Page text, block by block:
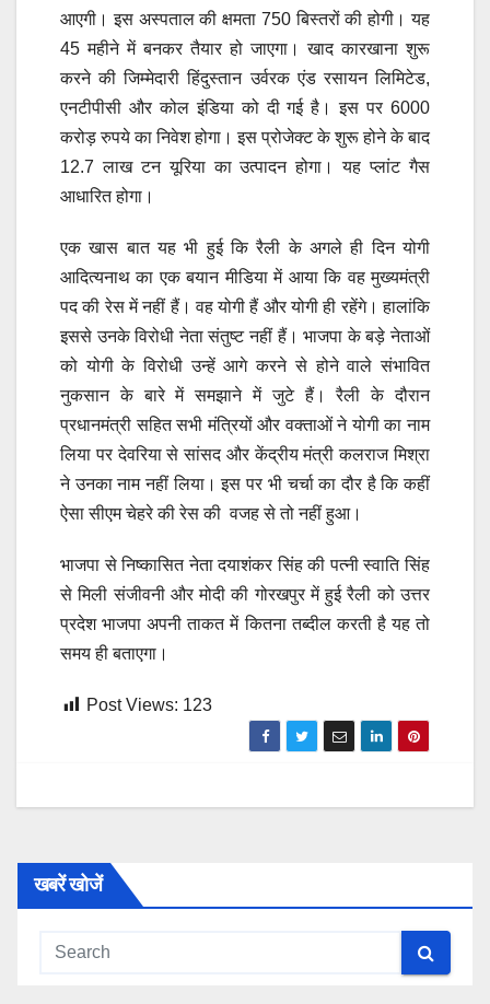
आएगी। इस अस्पताल की क्षमता 750 बिस्तरों की होगी। यह
45 महीने में बनकर तैयार हो जाएगा। खाद कारखाना शुरू
करने की जिम्मेदारी हिंदुस्तान उर्वरक एंड रसायन लिमिटेड,
एनटीपीसी और कोल इंडिया को दी गई है। इस पर 6000
करोड़ रुपये का निवेश होगा। इस प्रोजेक्ट के शुरू होने के बाद
12.7 लाख टन यूरिया का उत्पादन होगा। यह प्लांट गैस
आधारित होगा।
एक खास बात यह भी हुई कि रैली के अगले ही दिन योगी
आदित्यनाथ का एक बयान मीडिया में आया कि वह मुख्यमंत्री
पद की रेस में नहीं हैं। वह योगी हैं और योगी ही रहेंगे। हालांकि
इससे उनके विरोधी नेता संतुष्ट नहीं हैं। भाजपा के बड़े नेताओं
को योगी के विरोधी उन्हें आगे करने से होने वाले संभावित
नुकसान के बारे में समझाने में जुटे हैं। रैली के दौरान
प्रधानमंत्री सहित सभी मंत्रियों और वक्ताओं ने योगी का नाम
लिया पर देवरिया से सांसद और केंद्रीय मंत्री कलराज मिश्रा
ने उनका नाम नहीं लिया। इस पर भी चर्चा का दौर है कि कहीं
ऐसा सीएम चेहरे की रेस की वजह से तो नहीं हुआ।
भाजपा से निष्कासित नेता दयाशंकर सिंह की पत्नी स्वाति सिंह
से मिली संजीवनी और मोदी की गोरखपुर में हुई रैली को उत्तर
प्रदेश भाजपा अपनी ताकत में कितना तब्दील करती है यह तो
समय ही बताएगा।
Post Views: 123
खबरें खोजें